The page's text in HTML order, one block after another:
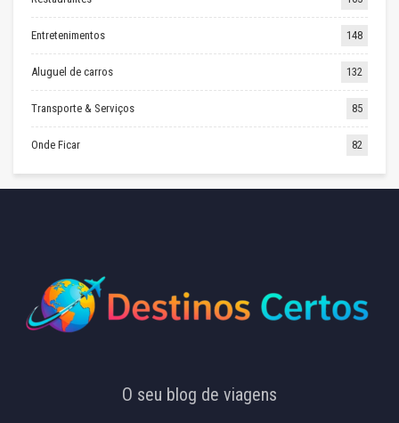
Entretenimentos 148
Aluguel de carros 132
Transporte & Serviços 85
Onde Ficar 82
O seu blog de viagens